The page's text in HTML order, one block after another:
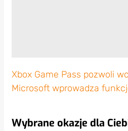
Xbox Game Pass pozwoli
Microsoft wprowadza
Wybrane okazje dla